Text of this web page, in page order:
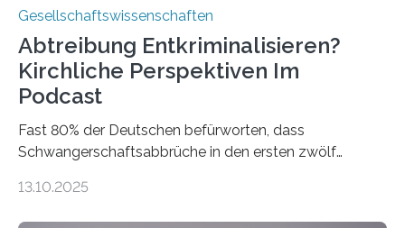
Gesellschaftswissenschaften
Abtreibung Entkriminalisieren?
Kirchliche Perspektiven Im
Podcast
Fast 80% der Deutschen befürworten, dass
Schwangerschaftsabbrüche in den ersten zwölf
doch bleibt das Thema hoch emotional und politisch
13.10.2025